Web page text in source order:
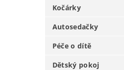
Kočárky
Autosedačky
Péče o dítě
Dětský pokoj